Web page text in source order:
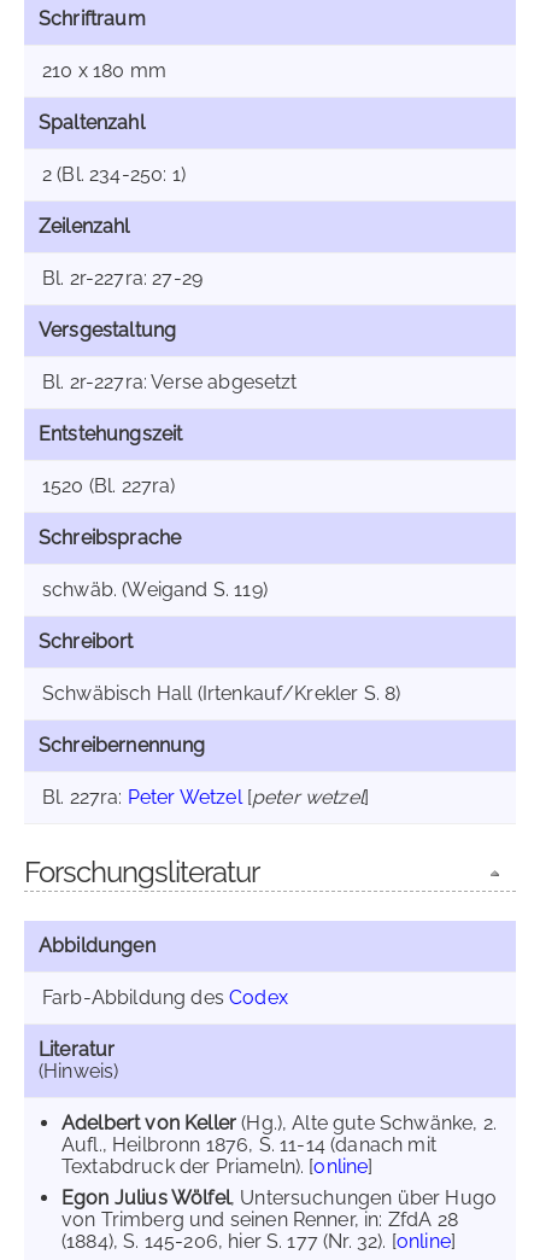
Schriftraum
210 x 180 mm
Spaltenzahl
2 (Bl. 234-250: 1)
Zeilenzahl
Bl. 2r-227ra: 27-29
Versgestaltung
Bl. 2r-227ra: Verse abgesetzt
Entstehungszeit
1520 (Bl. 227ra)
Schreibsprache
schwäb. (Weigand S. 119)
Schreibort
Schwäbisch Hall (Irtenkauf/Krekler S. 8)
Schreibernennung
Bl. 227ra: Peter Wetzel[peter wetzel]
Forschungsliteratur
Abbildungen
Farb-Abbildung desCodex
Literatur
(Hinweis)
Adelbert von Keller(Hg.), Alte gute Schwänke, 2.
Aufl., Heilbronn 1876, S. 11-14 (danach mit
Textabdruck der Priameln). [online]
Egon Julius Wölfel, Untersuchungen über Hugo
von Trimberg und seinen Renner, in: ZfdA 28
(1884), S. 145-206, hier S. 177 (Nr. 32). [online]